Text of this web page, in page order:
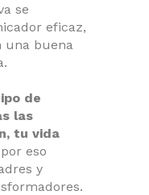
se
eficaz,
una buena
de
las
tu vida
eso
y